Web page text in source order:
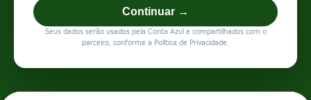
Continuar →
Seus dados serão usados pela Conta Azul e compartilhados com o
parceiro, conforme a Política de Privacidade.